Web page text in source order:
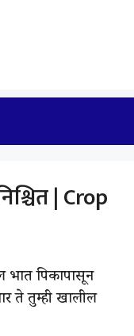
| Crop
भात पिकापासून
ते तुम्ही खालील